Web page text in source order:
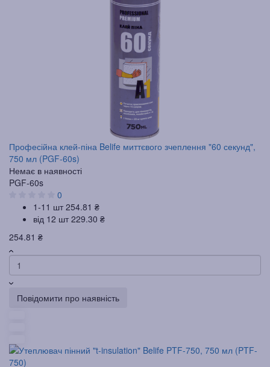
Професійна клей-піна Belife миттєвого зчеплення "60 секунд",
750 мл (PGF-60s)
Немає в наявності
PGF-60s
0
1-11 шт 254.81 ₴
від 12 шт 229.30 ₴
254.81 ₴
Повідомити про наявність